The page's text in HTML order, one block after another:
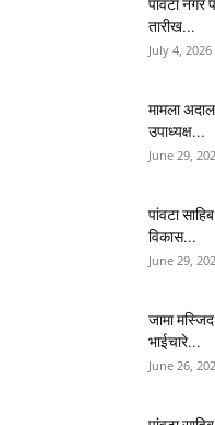
पांवटा नगर
तारीख...
July 4, 2026
मामला
उपाध्यक्ष...
June 29,
पांवटा
विकास...
June 29,
जामा
भाईचारे...
June 26,